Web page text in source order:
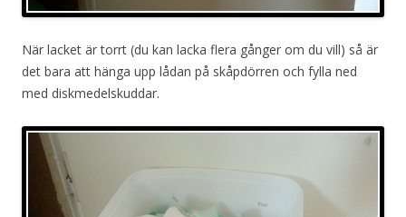
När lacket är torrt (du kan lacka flera gånger om du vill) så är
det bara att hänga upp lådan på skåpdörren och fylla ned
med diskmedelskuddar.